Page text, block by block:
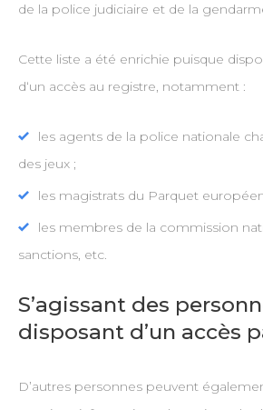
de la police judiciaire et de la
Cette liste a été enrichie puisque
d‘un accès au registre, notamment :
les agents de la police nationale
des jeux ;
les magistrats du Parquet
les membres de la commission
sanctions, etc.
S’agissant des
disposant d’un accès
D’autres personnes peuvent